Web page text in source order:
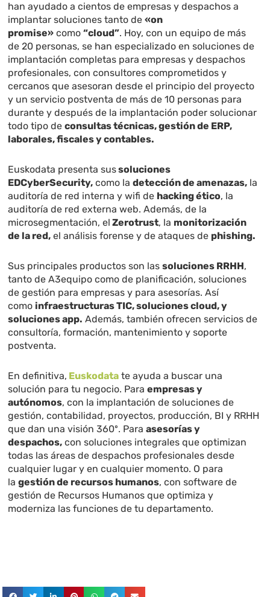
han ayudado a cientos de empresas y despachos a
implantar soluciones tanto de«on
promise» como“cloud”. Hoy, con un equipo de más
de 20 personas, se han especializado en soluciones de
implantación completas para empresas y despachos
profesionales, con consultores comprometidos y
cercanos que asesoran desde el principio del proyecto
y un servicio postventa de más de 10 personas para
durante y después de la implantación poder solucionar
todo tipo deconsultas técnicas, gestión de ERP,
laborales, fiscales y contables.
Euskodata presenta sussoluciones
EDCyberSecurity, como ladetección de amenazas, la
auditoría de red interna y wifi de hacking ético, la
auditoría de red externa web. Además, de la
microsegmentación, el Zerotrust, la monitorización
de la red, el análisis forense y de ataques de phishing.
Sus principales productos son lassoluciones RRHH,
tanto de A3equipo como de planificación, soluciones
de gestión para empresas y para asesorías. Así
como infraestructuras TIC, soluciones cloud, y
soluciones app. Además, también ofrecen servicios de
consultoría, formación, mantenimiento y soporte
postventa.
En definitiva, Euskodata te ayuda a buscar una
solución para tu negocio. Paraempresas y
autónomos, con la implantación de soluciones de
gestión, contabilidad, proyectos, producción, BI y RRHH
que dan una visión 360º. Paraasesorías y
despachos, con soluciones integrales que optimizan
todas las áreas de despachos profesionales desde
cualquier lugar y en cualquier momento. O para
lagestión de recursos humanos, con software de
gestión de Recursos Humanos que optimiza y
moderniza las funciones de tu departamento.